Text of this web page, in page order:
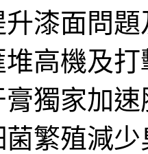
漆面問
堆高機及
獨家加
菌繁殖減